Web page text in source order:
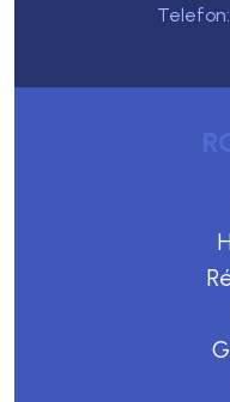
Telefon: